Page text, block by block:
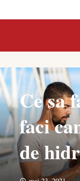
Ce sa
faci
de